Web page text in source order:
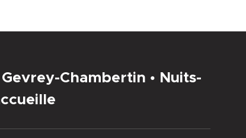
Chambertin • Nuits-